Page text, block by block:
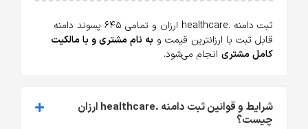
ثبت دامنه .healthcare ارزان و تمامی ۶۴۵ پسوند دامنه
قابل ثبت با ارزانترین قیمت و به نام مشتری و با مالکیت
کامل مشتری انجام می‌شود.
شرایط و قوانین ثبت دامنه .healthcare ارزان
چیست؟